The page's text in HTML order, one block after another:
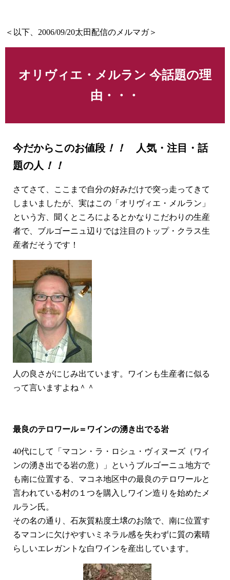
＜以下、2006/09/20太田配信のメルマガ＞
オリヴィエ・メルラン 今話題の理
由・・・
今だからこのお値段 ！！
人気・注目・話
題の人 ！！
さてさて、ここまで自分の好みだけで突っ走ってきて
しまいましたが、実はこの「オリヴィエ・メルラン」
という方、聞くところによるとかなりこだわりの生産
者で、ブルゴーニュ辺りでは注目のトップ・クラス生
産者だそうです！
人の良さがにじみ出ています。ワインも生産者に似る
って言いますよね＾＾
最良のテロワール＝ワインの湧き出でる岩
40代にして「マコン・ラ・ロシュ・ヴィヌーズ（ワイ
ンの湧き出でる岩の意）」というブルゴーニュ地方で
も南に位置する、マコネ地区中の最良のテロワールと
言われている村の１つを購入しワイン造りを始めたメ
ルラン氏。
その名の通り、石灰質粘度土壌のお陰で、南に位置す
るマコンに欠けやすいミネラル感を失わずに質の素晴
らしいエレガントな白ワインを産出しています。